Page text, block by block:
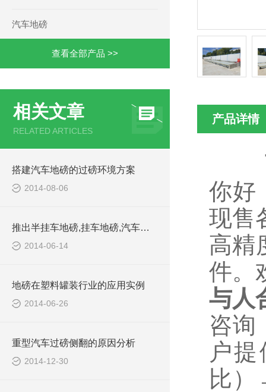
汽车地磅
查看全部产品 >>
相关文章
RELATED ARTICLES
搭建汽车地磅的过磅环境方案
2014-08-06
推出半挂车地磅,挂车地磅,汽车地磅,建筑工地地磅订制产品
2014-06-14
地磅在塑料罐装行业的应用实例
2014-06-26
重型汽车过磅侧翻的原因分析
2014-12-30
产品详情
你好
现售
高精
件。
与人
咨
户
比